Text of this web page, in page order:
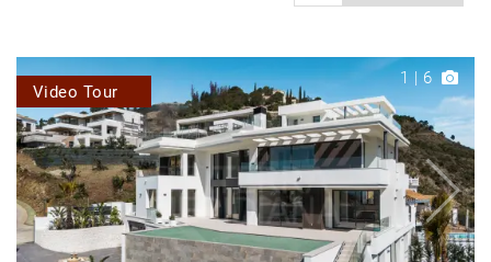
1|6
Video Tour